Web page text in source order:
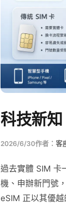
科技新
2026/6/30作者： 客
過去實體 SIM 卡
機、申辦新門號
eSIM 正以其優